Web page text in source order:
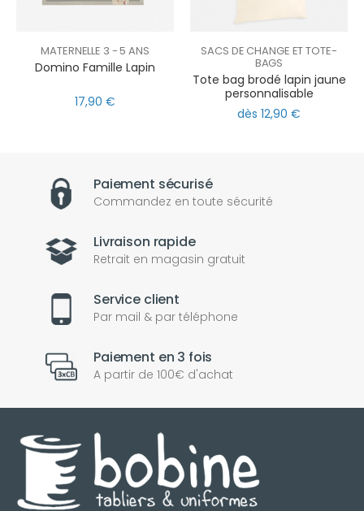
MATERNELLE 3 - 5 ANS
Domino Famille Lapin
17,90 €
SACS DE CHANGE ET TOTE-
BAGS
Tote bag brodé lapin jaune
personnalisable
dès 12,90 €
Paiement sécurisé
Commandez en toute sécurité
Livraison rapide
Retrait en magasin gratuit
Service client
Par mail & par téléphone
Paiement en 3 fois
A partir de 100€ d'achat